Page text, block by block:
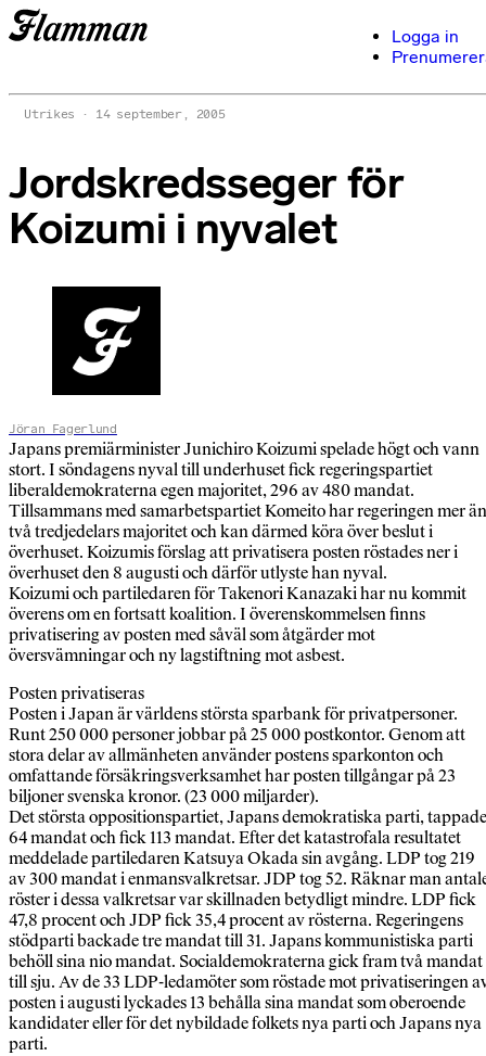
Logga in
Utrikes 14 september, 2005
Jordskredsseger för
Koizumi i nyvalet
Jöran Fagerlund
Japans premiärminister Junichiro Koizumi spelade högt och vann
stort. I söndagens nyval till underhuset fick regeringspartiet
liberaldemokraterna egen majoritet, 296 av 480 mandat.
Tillsammans med samarbetspartiet Komeito har regeringen mer än
två tredjedelars majoritet och kan därmed köra över beslut i
överhuset. Koizumis förslag att privatisera posten röstades ner i
överhuset den 8 augusti och därför utlyste han nyval.
Koizumi och partiledaren för Takenori Kanazaki har nu kommit
överens om en fortsatt koalition. I överenskommelsen finns
privatisering av posten med såväl som åtgärder mot
översvämningar och ny lagstiftning mot asbest.
Posten privatiseras
Posten i Japan är världens största sparbank för privatpersoner.
Runt 250 000 personer jobbar på 25 000 postkontor. Genom att
stora delar av allmänheten använder postens sparkonton och
omfattande försäkringsverksamhet har posten tillgångar på 23
biljoner svenska kronor. (23 000 miljarder).
Det största oppositionspartiet, Japans demokratiska parti, tappade
64 mandat och fick 113 mandat. Efter det katastrofala resultatet
meddelade partiledaren Katsuya Okada sin avgång. LDP tog 219
av 300 mandat i enmansvalkretsar. JDP tog 52. Räknar man
röster i dessa valkretsar var skillnaden betydligt mindre. LDP fick
47,8 procent och JDP fick 35,4 procent av rösterna. Regeringens
stödparti backade tre mandat till 31. Japans kommunistiska parti
behöll sina nio mandat. Socialdemokraterna gick fram två mandat
till sju. Av de 33 LDP-ledamöter som röstade mot privatiseringen
posten i augusti lyckades 13 behålla sina mandat som oberoende
kandidater eller för det nybildade folkets nya parti och Japans nya
parti.